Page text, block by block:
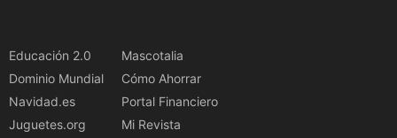
Educación 2.0
Dominio Mundial
Navidad.es
Juguetes.org
Mascotalia
Cómo Ahorrar
Portal Financiero
Mi Revista